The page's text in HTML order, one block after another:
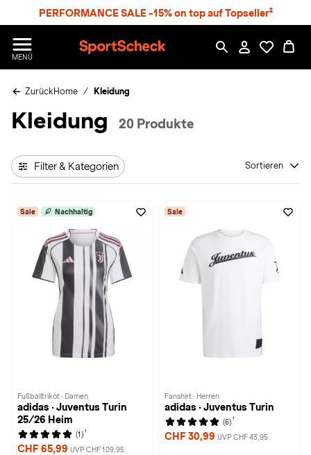
PERFORMANCE SALE -15% on top auf Topseller²
MENÜ
p
r
S
e
c
k
ZurückHome Kleidung
Kleidung 20 Produkte
Filter & Kategorien Sortieren
Sale Nachhaltig
Fußballtrikot · Damen
adidas · Juventus Turin
25/26 Heim
(1) 1
CHF 65,99 UVP CHF 109,95
Sale
Fanshirt · Herren
adidas · Juventus Turin
(6) 1
CHF 30,99 UVP CHF 43,95